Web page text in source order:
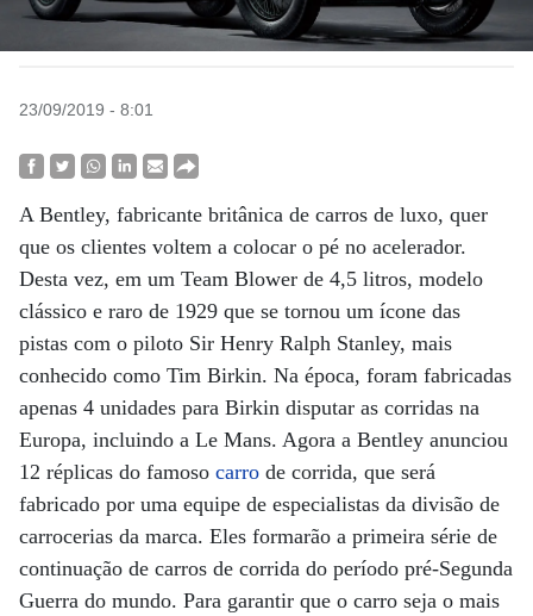
23/09/2019 - 8:01
A Bentley, fabricante britânica de carros de luxo, quer
que os clientes voltem a colocar o pé no acelerador.
Desta vez, em um Team Blower de 4,5 litros, modelo
clássico e raro de 1929 que se tornou um ícone das
pistas com o piloto Sir Henry Ralph Stanley, mais
conhecido como Tim Birkin. Na época, foram fabricadas
apenas 4 unidades para Birkin disputar as corridas na
Europa, incluindo a Le Mans. Agora a Bentley anunciou
12 réplicas do famoso carro de corrida, que será
fabricado por uma equipe de especialistas da divisão de
carrocerias da marca. Eles formarão a primeira série de
continuação de carros de corrida do período pré-Segunda
Guerra do mundo. Para garantir que o carro seja o mais